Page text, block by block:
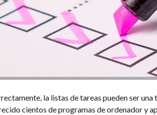
la listas de tareas pueden ser
cientos de programas de ordenador y